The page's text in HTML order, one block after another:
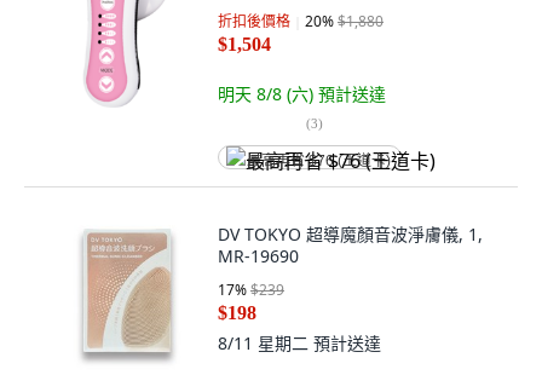
折扣後價格 20%$1,880
$1,504
明天 8/8 (六) 預計送達
(3)
最高再省 $76 (王道卡)
DV TOKYO 超導魔顏音波淨膚儀, 1,
MR-19690
17%$239
$198
8/11 星期二 預計送達